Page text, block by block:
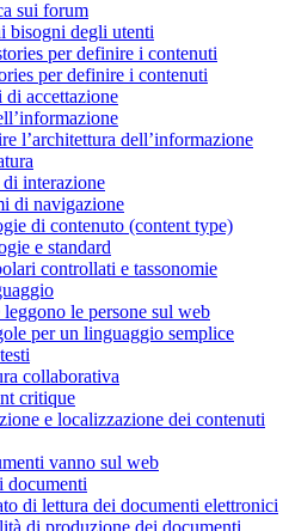
sui forum
bisogni degli utenti
per definire i contenuti
per definire i contenuti
accettazione
l’architettura dell’informazione
interazione
di navigazione
di contenuto (content type)
e standard
controllati e tassonomie
le persone sul web
per un linguaggio semplice
collaborativa
critique
e localizzazione dei contenuti
vanno sul web
documenti
di lettura dei documenti elettronici
di produzione dei documenti